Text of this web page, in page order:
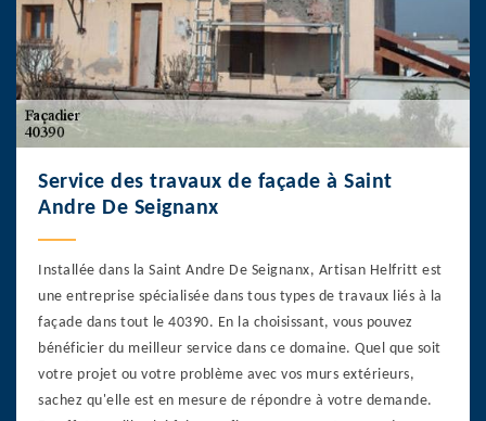
Service des travaux de façade à Saint
Andre De Seignanx
Installée dans la Saint Andre De Seignanx, Artisan Helfritt est
une entreprise spécialisée dans tous types de travaux liés à la
façade dans tout le 40390. En la choisissant, vous pouvez
bénéficier du meilleur service dans ce domaine. Quel que soit
votre projet ou votre problème avec vos murs extérieurs,
sachez qu'elle est en mesure de répondre à votre demande.